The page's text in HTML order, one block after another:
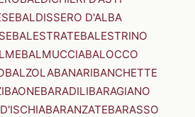
BALDISSERO D'ALBA
BALESTRATEBALESTRINO
BALMUCCIABALOCCO
BALZOLABANARIBANCHETTE
BAONEBARADILIBARAGIANO
BARANZATEBARASSO